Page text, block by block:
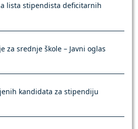
lista stipendista deficitarnih
za srednje škole – Javni oglas
kandidata za stipendiju